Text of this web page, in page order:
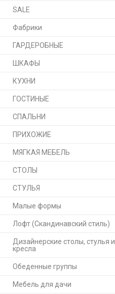
SALE
Фабрики
ГАРДЕРОБНЫЕ
ШКАФЫ
КУХНИ
ГОСТИНЫЕ
СПАЛЬНИ
ПРИХОЖИЕ
МЯГКАЯ МЕБЕЛЬ
СТОЛЫ
СТУЛЬЯ
Малые формы
Лофт (Скандинавский стиль)
Дизайнерские столы, стулья и
кресла
Обеденные группы
Мебель для дачи